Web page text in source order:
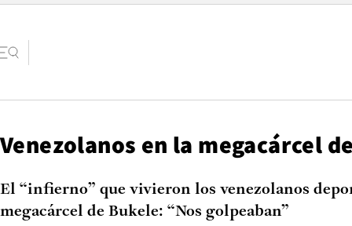
Venezolanos en la megacárcel
El “infierno” que vivieron los venezolanos
megacárcel de Bukele: “Nos golpeaban”